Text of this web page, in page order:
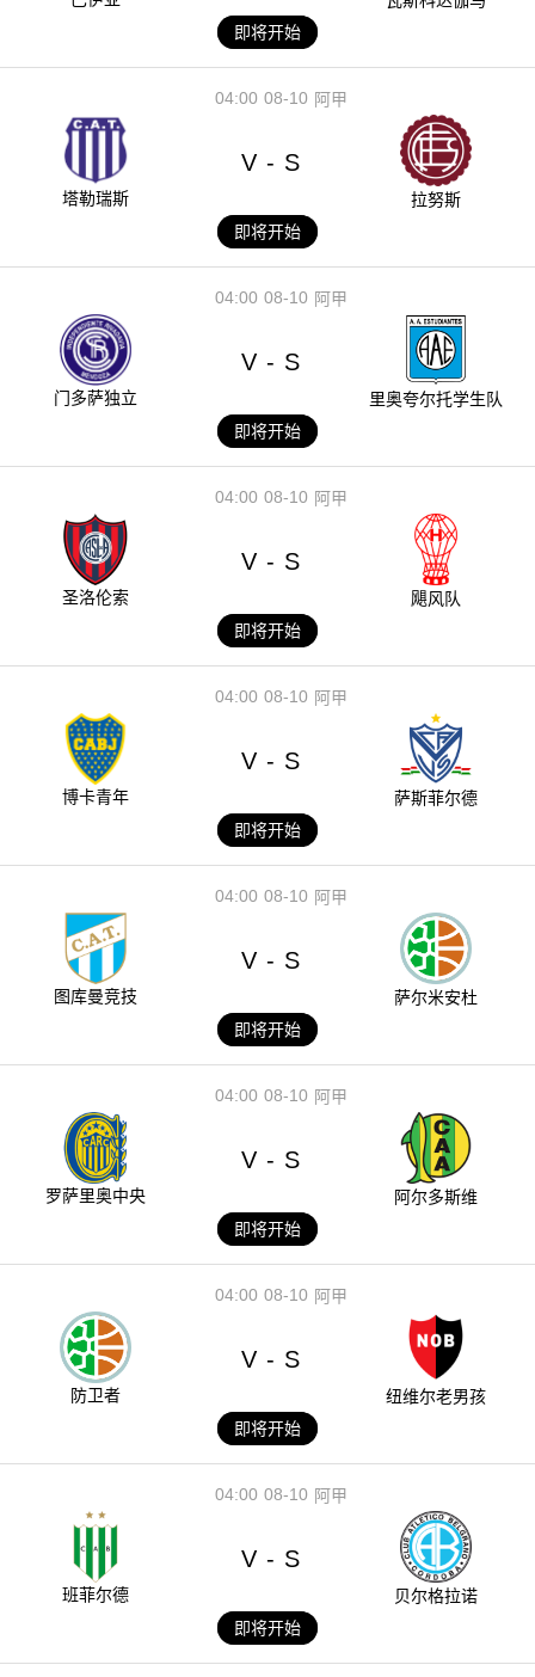
即将开始
08-10
04:00 阿甲
塔勒瑞斯
V - S
拉努斯
即将开始
08-10
04:00 阿甲
门多萨独立
V - S
里奥夸尔托学生队
即将开始
08-10
04:00 阿甲
圣洛伦索
V - S
飓风队
即将开始
08-10
04:00 阿甲
博卡青年
V - S
萨斯菲尔德
即将开始
08-10
04:00 阿甲
图库曼竞技
V - S
萨尔米安杜
即将开始
08-10
04:00 阿甲
罗萨里奥中央
V - S
阿尔多斯维
即将开始
08-10
04:00 阿甲
防卫者
V - S
纽维尔老男孩
即将开始
08-10
04:00 阿甲
班菲尔德
V - S
贝尔格拉诺
即将开始